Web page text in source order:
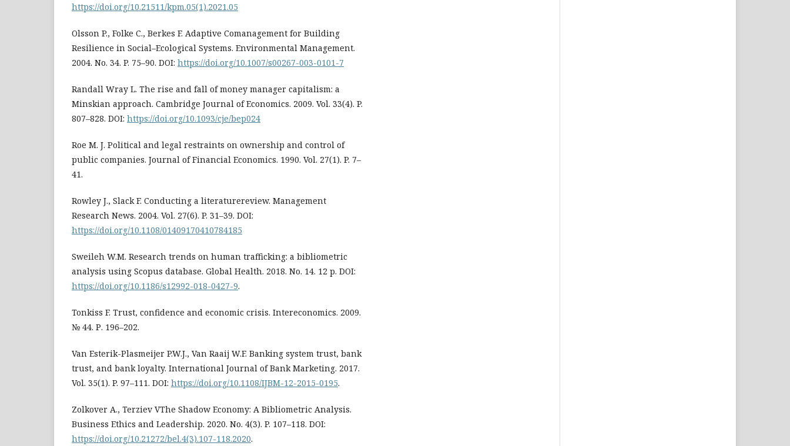
https://doi.org/10.21511/kpm.05(1).2021.05
Olsson P., Folke C., Berkes F. Adaptive Comanagement for Building
Resilience in Social–Ecological Systems. Environmental Management.
2004. No. 34. P. 75–90. DOI: https://doi.org/10.1007/s00267-003-0101-7
Randall Wray L. The rise and fall of money manager capitalism: a
Minskian approach. Cambridge Journal of Economics. 2009. Vol. 33(4). P.
807–828. DOI: https://doi.org/10.1093/cje/bep024
Roe M. J. Political and legal restraints on ownership and control of
public companies. Journal of Financial Economics. 1990. Vol. 27(1). P. 7–
41.
Rowley J., Slack F. Conducting a literaturereview. Management
Research News. 2004. Vol. 27(6). P. 31–39. DOI:
https://doi.org/10.1108/01409170410784185
Sweileh W.M. Research trends on human trafficking: a bibliometric
analysis using Scopus database. Global Health. 2018. No. 14. 12 p. DOI:
https://doi.org/10.1186/s12992-018-0427-9.
Tonkiss F. Trust, confidence and economic crisis. Intereconomics. 2009.
№ 44. Р. 196–202.
Van Esterik-Plasmeijer P.W.J., Van Raaij W.F. Banking system trust, bank
trust, and bank loyalty. International Journal of Bank Marketing. 2017.
Vol. 35(1). P. 97–111. DOI: https://doi.org/10.1108/IJBM-12-2015-0195.
Zolkover A., Terziev VThe Shadow Economy: A Bibliometric Analysis.
Business Ethics and Leadership. 2020. No. 4(3). P. 107–118. DOI:
https://doi.org/10.21272/bel.4(3).107-118.2020.